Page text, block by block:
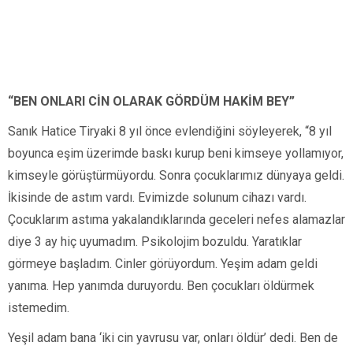
“BEN ONLARI CİN OLARAK GÖRDÜM HAKİM BEY”
Sanık Hatice Tiryaki 8 yıl önce evlendiğini söyleyerek, “8 yıl
boyunca eşim üzerimde baskı kurup beni kimseye yollamıyor,
kimseyle görüştürmüyordu. Sonra çocuklarımız dünyaya geldi.
İkisinde de astım vardı. Evimizde solunum cihazı vardı.
Çocuklarım astıma yakalandıklarında geceleri nefes alamazlar
diye 3 ay hiç uyumadım. Psikolojim bozuldu. Yaratıklar
görmeye başladım. Cinler görüyordum. Yeşim adam geldi
yanıma. Hep yanımda duruyordu. Ben çocukları öldürmek
istemedim.
Yeşil adam bana ‘iki cin yavrusu var, onları öldür’ dedi. Ben de